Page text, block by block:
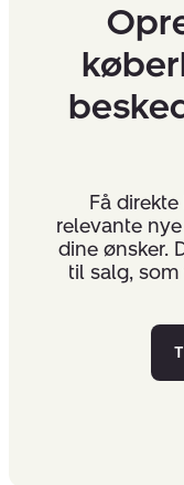
Få
relevante
dine ønsker.
til salg,